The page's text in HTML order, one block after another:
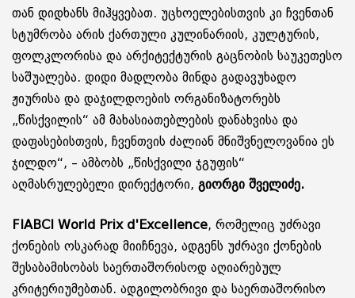
თან დიდხანს მიჰყვებათ. უცხოელებისთვის კი ჩვენთან
სტუმრობა არის ქართული კულინარიის, კულტურის,
ფოლკლორისა და არქიტექტურის გაცნობის საუკეთესო
საშუალება. დიდი მადლობა მინდა გადავუხადო
ჟიურისა და დაჯილდოების ორგანიზატორებს
„წისქვილის“ ამ მახასიათებლების დანახვისა და
დაფასებისთვის, ჩვენთვის ძალიან მნიშვნელოვანია ეს
ჯილდო“, – ამბობს „წისქვილი ჯგუფის“
აღმასრულებელი დირექტორი, გიორგი შველიძე.
FIABCI World Prix d'Excellence, რომელიც უძრავი
ქონების ოსკარად მიიჩნევა, ადგენს უძრავი ქონების
შესაბამისობას საერთაშორისოდ აღიარებულ
კრიტერიუმებთან. ადგილობრივი და საერთაშორისო